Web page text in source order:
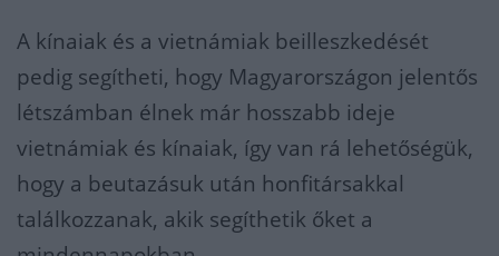
A kínaiak és a vietnámiak beilleszkedését
pedig segítheti, hogy Magyarországon jelentős
létszámban élnek már hosszabb ideje
vietnámiak és kínaiak, így van rá lehetőségük,
hogy a beutazásuk után honfitársakkal
találkozzanak, akik segíthetik őket a